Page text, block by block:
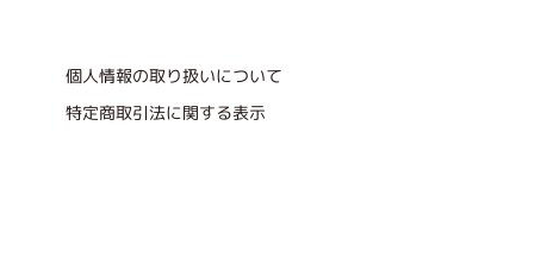
個人情報の取り扱いについて
特定商取引法に関する表示